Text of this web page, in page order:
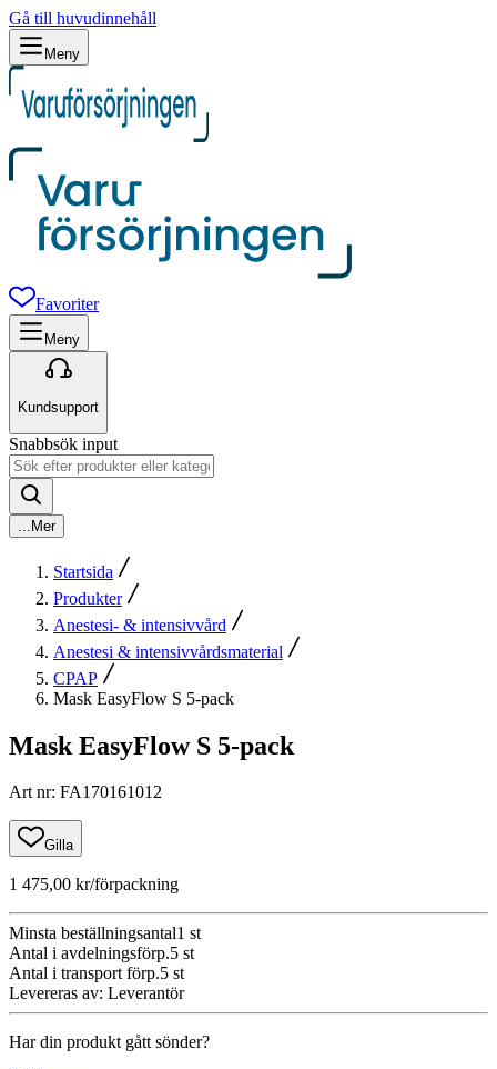
Gå till huvudinnehåll
Meny
Favoriter
Meny
Kundsupport
Snabbsök input
Mer
Startsida
Produkter
Anestesi- & intensivvård
Anestesi & intensivvårdsmaterial
CPAP
Mask EasyFlow S 5-pack
Mask EasyFlow S 5-pack
Art nr: FA170161012
Gilla
1 475,00 kr/förpackning
Minsta beställningsantal1 st
Antal i avdelningsförp.5 st
Antal i transport förp.5 st
Levereras av: Leverantör
Har din produkt gått sönder?